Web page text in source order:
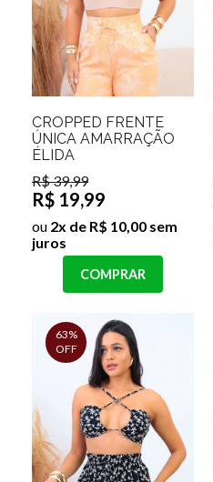
CROPPED FRENTE
ÚNICA AMARRAÇÃO
ÉLIDA
R$ 39,99
R$ 19,99
ou 2x de R$ 10,00 sem
juros
COMPRAR
63%
OFF